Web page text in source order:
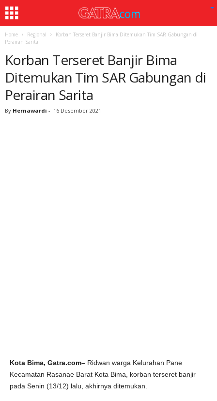
Home Regional
Korban Terseret Banjir Bima Ditemukan Tim SAR Gabungan di
Perairan Sarita
Korban Terseret Banjir Bima
Ditemukan Tim SAR Gabungan di
Perairan Sarita
By Hernawardi - 16 Desember 2021
Kota Bima, Gatra.com– Ridwan warga Kelurahan Pane
Kecamatan Rasanae Barat Kota Bima, korban terseret banjir
pada Senin (13/12) lalu, akhirnya ditemukan.